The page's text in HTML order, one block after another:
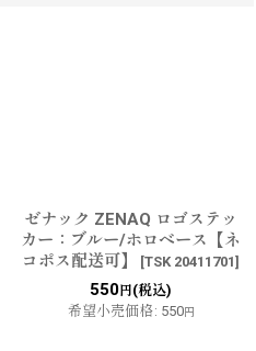
ゼナック ZENAQ ロゴステッ
カー：ブルー/ホロベース【ネ
コポス配送可】
[TSK 20411701]
550 円(税込)
希望小売価格: 550円